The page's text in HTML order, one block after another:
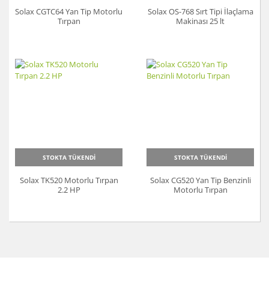
Solax CGTC64 Yan Tip Motorlu
Tırpan
Solax OS-768 Sırt Tipi İlaçlama
Makinası 25 lt
STOKTA TÜKENDİ
Solax TK520 Motorlu Tırpan
2.2 HP
STOKTA TÜKENDİ
Solax CG520 Yan Tip Benzinli
Motorlu Tırpan